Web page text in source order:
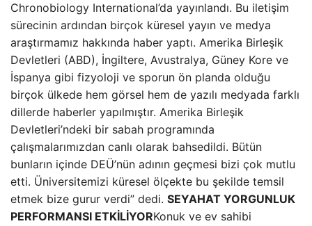
Chronobiology International’da yayınlandı. Bu iletişim
sürecinin ardından birçok küresel yayın ve medya
araştırmamız hakkında haber yaptı. Amerika Birleşik
Devletleri (ABD), İngiltere, Avustralya, Güney Kore ve
İspanya gibi fizyoloji ve sporun ön planda olduğu
birçok ülkede hem görsel hem de yazılı medyada farklı
dillerde haberler yapılmıştır. Amerika Birleşik
Devletleri’ndeki bir sabah programında
çalışmalarımızdan canlı olarak bahsedildi. Bütün
bunların içinde DEÜ’nün adının geçmesi bizi çok mutlu
etti. Üniversitemizi küresel ölçekte bu şekilde temsil
etmek bize gurur verdi” dedi. SEYAHAT YORGUNLUK
PERFORMANSI ETKİLİYORKonuk ve ev sahibi